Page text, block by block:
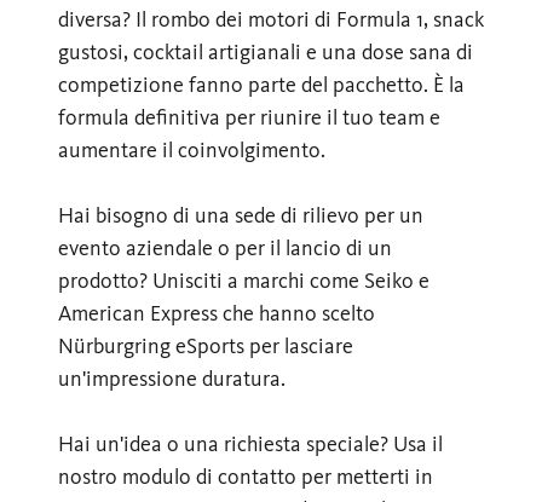
diversa? Il rombo dei motori di Formula 1, snack
gustosi, cocktail artigianali e una dose sana di
competizione fanno parte del pacchetto. È la
formula definitiva per riunire il tuo team e
aumentare il coinvolgimento.
Hai bisogno di una sede di rilievo per un
evento aziendale o per il lancio di un
prodotto? Unisciti a marchi come Seiko e
American Express che hanno scelto
Nürburgring eSports per lasciare
un'impressione duratura.
Hai un'idea o una richiesta speciale? Usa il
nostro modulo di contatto per metterti in